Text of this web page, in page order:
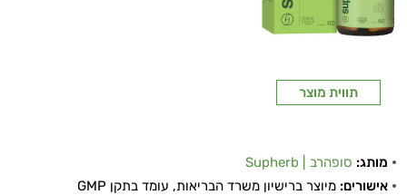
תווית מוצר
מותג: סופהרב | Supherb
אישורים: מיוצר ברישיון משרד הבריאות, עומד בתקן GMP